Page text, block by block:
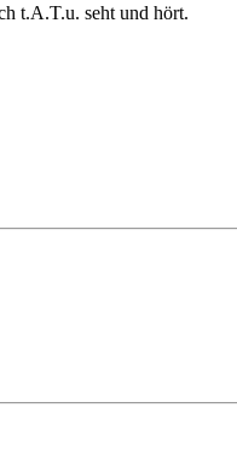
t.A.T.u. seht und hört.